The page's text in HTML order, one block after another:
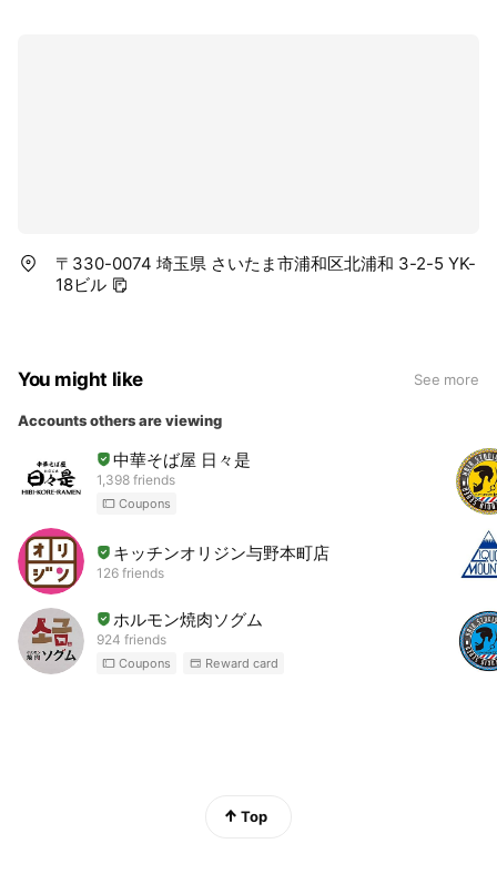
〒330-0074 埼玉県 さいたま市浦和区北浦和 3-2-5 YK-
18ビル
You might like See more
Accounts others are viewing
中華そば屋 日々是
1,398 friends
Coupons
キッチンオリジン与野本町店
126 friends
ホルモン焼肉ソグム
924 friends
Coupons Reward card
Top